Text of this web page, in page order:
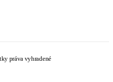
práva vyhradené